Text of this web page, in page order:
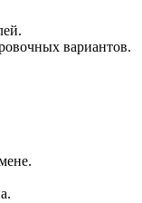
вариантов.